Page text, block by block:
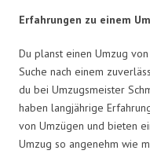
Erfahrungen zu einem
Du planst einen Umzug
Suche nach einem
du bei Umzugsmeister
haben langjährige
von Umzügen und bieten
Umzug so angenehm wie